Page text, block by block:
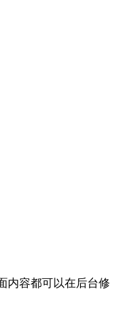
内容都可以在后台修